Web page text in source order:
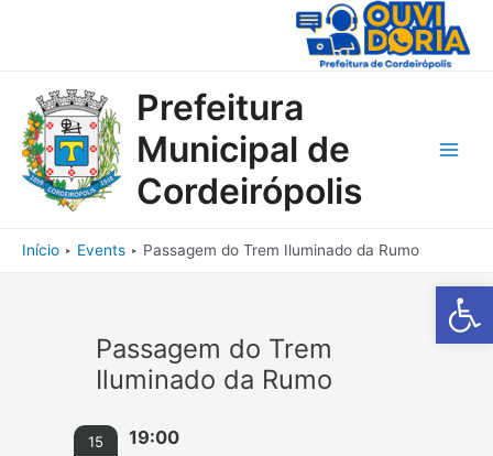
Barra de
Prefeitura
Municipal de
Cordeirópolis
Início Events Passagem do Trem Iluminado da Rumo
Passagem do Trem
Iluminado da Rumo
15 19:00